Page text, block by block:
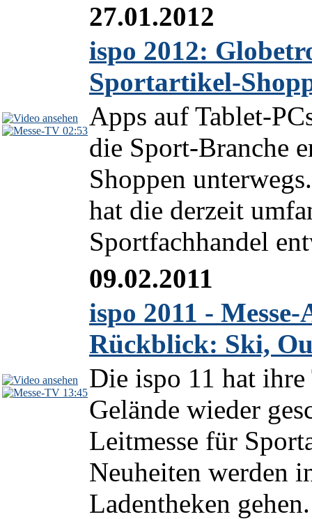
02:53
27.01.2012
ispo 2012:
Sportartikel-
Apps auf Tablet-
die Sport-Branche
Shoppen
hat die derzeit
Sportfachhandel
13:45
09.02.2011
ispo 2011 -
Rückblick: Ski,
Die ispo 11 hat
Gelände wieder
Leitmesse für
Neuheiten werden
Ladentheken